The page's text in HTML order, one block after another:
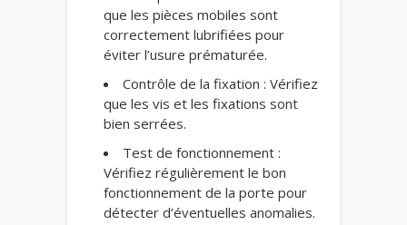
que les pièces mobiles sont
correctement lubrifiées pour
éviter l’usure prématurée.
Contrôle de la fixation : Vérifiez
que les vis et les fixations sont
bien serrées.
Test de fonctionnement :
Vérifiez régulièrement le bon
fonctionnement de la porte pour
détecter d’éventuelles anomalies.